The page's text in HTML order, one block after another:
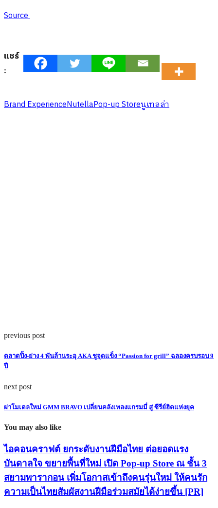
Source
แชร์
:
Brand ExperienceNutellaPop-up Storeนูเทลล่า
previous post
ตลาดปิ้ง-ย่าง 4 พันล้านระอุ AKA ชูจุดแข็ง “Passion for grill” ฉลองครบรอบ 9
ปี
next post
ผ่าโมเดลใหม่ GMM BRAVO เปลี่ยนคลังเพลงแกรมมี่ สู่ ซีรีย์ฮิตแห่งยุค
You may also like
ไอคอนคราฟต์ ยกระดับงานฝีมือไทย ต่อยอดแรง
บันดาลใจ ขยายพื้นที่ใหม่ เปิด Pop-up Store ณ ชั้น 3
สยามพารากอน เพิ่มโอกาสเข้าถึงคนรุ่นใหม่ ให้คนรัก
ความเป็นไทยสัมผัสงานฝีมือร่วมสมัยได้ง่ายขึ้น [PR]